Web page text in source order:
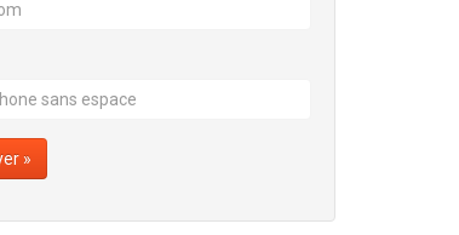
»